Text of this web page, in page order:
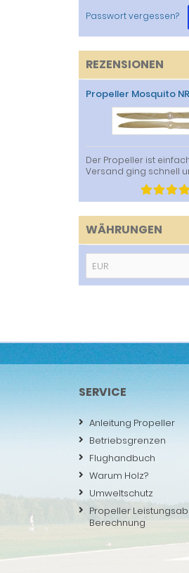
Passwort vergessen?
REZENSIONEN
Propeller Mosquito
Der Propeller ist
Versand ging schnell
WÄHRUNGEN
EUR
SERVICE
Anleitung Propeller
Betriebsgrenzen
Flughandbuch
Warum Holz?
Umweltschutz
Propeller
Berechnung